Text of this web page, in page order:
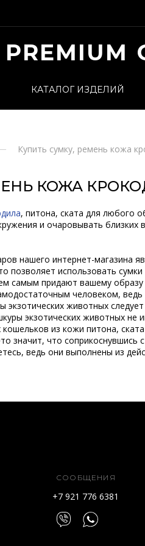
PREMIUM
КАТАЛОГ ИЗДЕЛИЙ
Купить сумку, ремень кожа
КОЖА
, питона, ската для любого
и очаровывать
нашего интернет-магазина
позволяет использовать
самым придают вашему
человеком,
экзотических животных
экзотических животных
из кожи питона,
значит, что соприкоснувшись
ведь они выполнены из
СООБЩЕНИЯ
+7 921 776 6381